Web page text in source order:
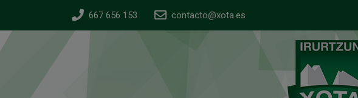
667 656 153 contacto@xota.es